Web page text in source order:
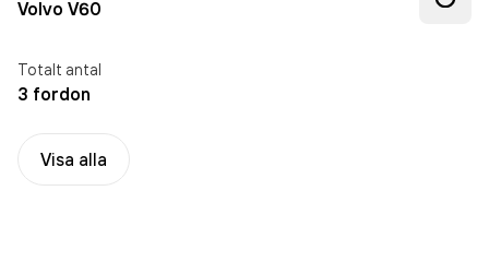
Volvo V60
Totalt antal
3 fordon
Visa alla